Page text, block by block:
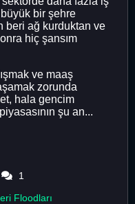
büyük bir şehre
beri ağ kurduktan ve
hiç şansım
ve maaş
zorunda
hala gencim
şu an...
1
Floodları